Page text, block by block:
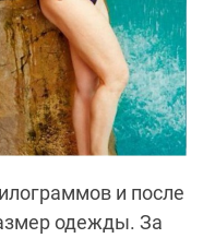
и после
одежды. За